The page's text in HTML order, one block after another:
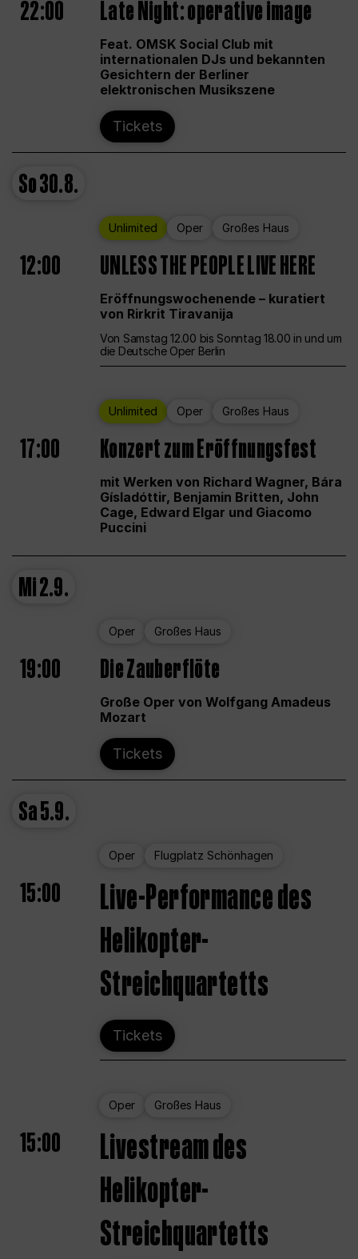
22:00 Late Night: operative image
Feat. OMSK Social Club mit
internationalen DJs und bekannten
Gesichtern der Berliner
elektronischen Musikszene
Tickets
So30.8.
Unlimited Oper Großes Haus
12:00 UNLESS THE PEOPLE LIVE HERE
Eröffnungswochenende – kuratiert
von Rirkrit Tiravanija
Von Samstag 12.00 bis Sonntag 18.00 in und um
die Deutsche Oper Berlin
Unlimited Oper Großes Haus
17:00 Konzert zum Eröffnungsfest
mit Werken von Richard Wagner, Bára
Gísladóttir, Benjamin Britten, John
Cage, Edward Elgar und Giacomo
Puccini
Mi2.9.
Oper Großes Haus
19:00 Die Zauberflöte
Große Oper von Wolfgang Amadeus
Mozart
Tickets
Sa5.9.
Oper Flugplatz Schönhagen
15:00
Live-Performance des
Helikopter-
Streichquartetts
Tickets
Oper Großes Haus
15:00
Livestream des
Helikopter-
Streichquartetts